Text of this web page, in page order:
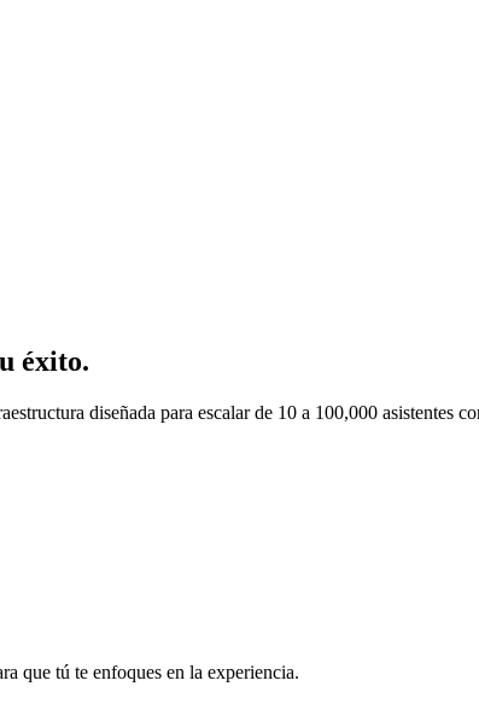
éxito.
diseñada para escalar de 10 a 100,000 asistentes
que tú te enfoques en la experiencia.